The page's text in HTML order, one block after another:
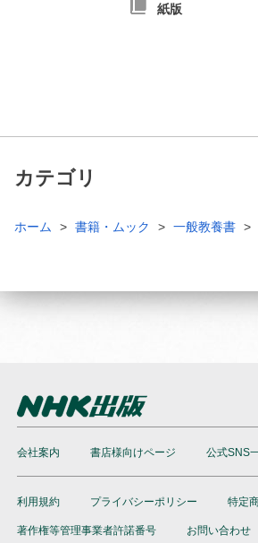
紙版
カテゴリ
ホーム 書籍・ムック 一般教養書
会社案内 書店様向けページ 公式SNS
利用規約 プライバシーポリシー 特定
著作権等管理事業者許諾番号 お問い合わせ